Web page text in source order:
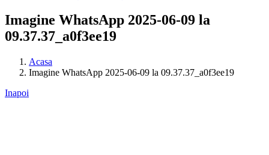
Imagine WhatsApp 2025-06-09 la
09.37.37_a0f3ee19
Acasa
Imagine WhatsApp 2025-06-09 la 09.37.37_a0f3ee19
Inapoi